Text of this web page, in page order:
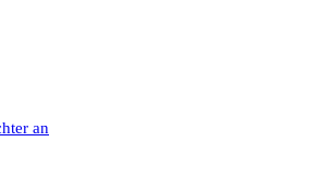
an